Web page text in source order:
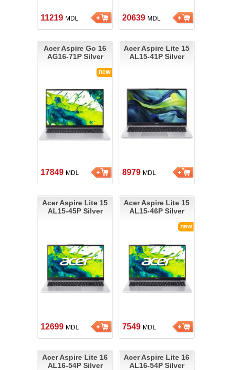
11219 MDL 20639 MDL
new
Acer Aspire Go 16
AG16-71P Silver
17849 MDL
Acer Aspire Lite 15
AL15-41P Silver
8979 MDL
Acer Aspire Lite 15
AL15-45P Silver
12699 MDL
new
Acer Aspire Lite 15
AL15-46P Silver
7549 MDL
Acer Aspire Lite 16
AL16-54P Silver
Acer Aspire Lite 16
AL16-54P Silver